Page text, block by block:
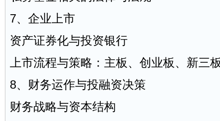
7、企业上市
资产证券化与投资银行
上市流程与策略：主板、创业板、 新三
8、财务运作与投融资决策
财务战略与资本结构